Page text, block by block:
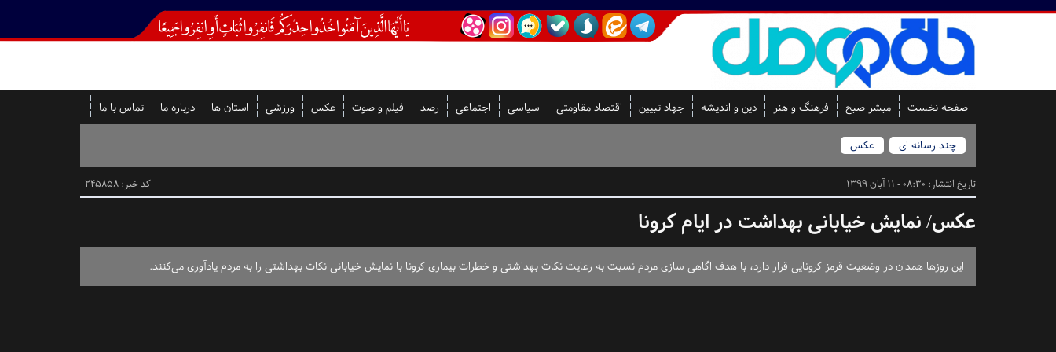
صفحه نخست مبشر صبح فرهنگ و هنر دین و اندیشه جهاد تبیین اقتصاد مقاومتی سیاسی اجتماعی رصد فیلم و صوت عکس ورزشی استان ها درباره ما تماس با ما
چند رسانه ای عکس
تاریخ انتشار: 08:30 - 11 آبان 1399 کد خبر: 245858
عکس/ نمایش خیابانی بهداشت در ایام کرونا
این روزها همدان در وضعیت قرمز کرونایی قرار دارد، با هدف اگاهی سازی مردم نسبت به رعایت نکات بهداشتی و خطرات بیماری کرونا با نمایش خیابانی نکات بهداشتی را به مردم یادآوری می‌کنند.